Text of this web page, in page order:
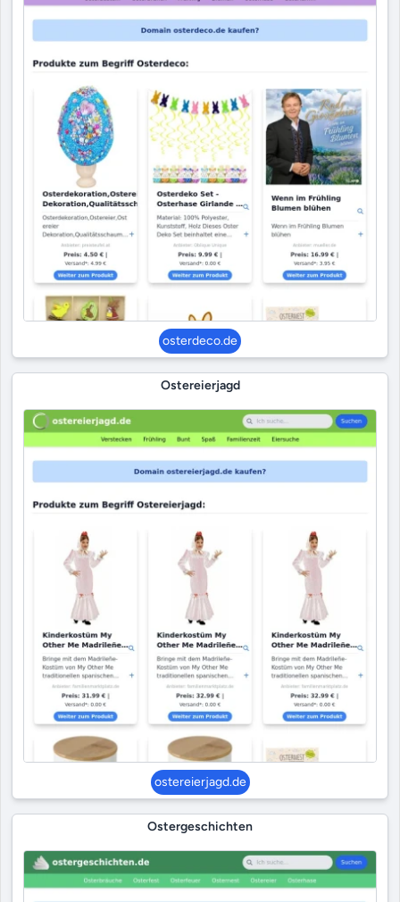
osterdeco.de
Ostereierjagd
ostereierjagd.de
Ostergeschichten